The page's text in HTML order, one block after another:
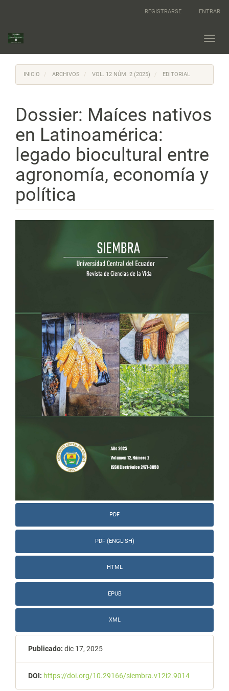
principal
Barra
lateral
REGISTRARSE ENTRAR
INICIO ARCHIVOS VOL. 12 NÚM. 2 (2025) EDITORIAL
Dossier: Maíces nativos
en Latinoamérica:
legado biocultural entre
agronomía, economía y
política
PDF
PDF (ENGLISH)
HTML
EPUB
XML
Publicado: dic 17, 2025
DOI: https://doi.org/10.29166/siembra.v12i2.9014